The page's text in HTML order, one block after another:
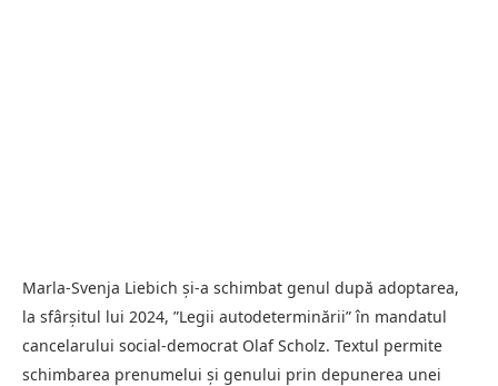
Marla-Svenja Liebich şi-a schimbat genul după adoptarea,
la sfârşitul lui 2024, ”Legii autodeterminării” în mandatul
cancelarului social-democrat Olaf Scholz. Textul permite
schimbarea prenumelui şi genului prin depunerea unei